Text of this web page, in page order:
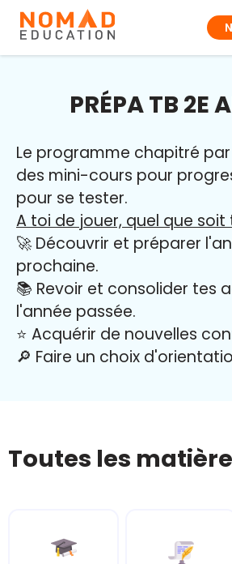
PRÉPA TB 2E
Le programme chapitré
des mini-cours pour
pour se tester.
A toi de jouer, quel que
🚀 Découvrir et préparer
prochaine.
📚 Revoir et consolider tes
l'année passée.
⭐️ Acquérir de nouvelles
🔎 Faire un choix
Toutes les